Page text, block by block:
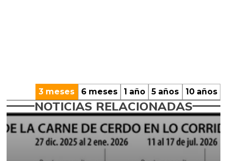
3 meses 6 meses 1 año 5 años 10 años
NOTICIAS RELACIONADAS